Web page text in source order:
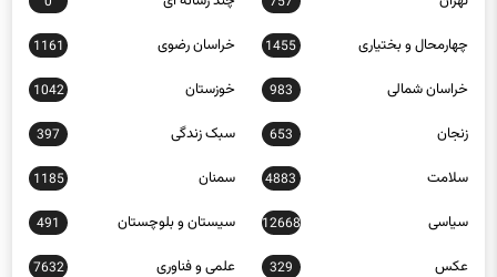
چهارمحال و بختیاری 1455 خراسان رضوی 1161
خراسان شمالی 983 خوزستان 1042
زنجان 653 سبک زندگی 397
سلامت 4883 سمنان 1185
سیاسی 12668 سیستان و بلوچستان 491
عکس 329 علمی و فناوری 7632